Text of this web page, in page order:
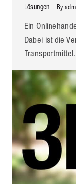
Lösungen By
Ein
Dabei ist die
Transportmittel.